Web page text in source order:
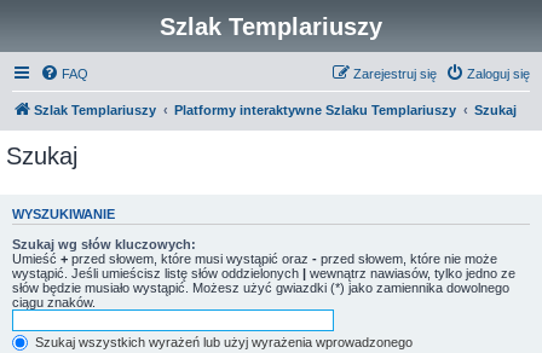
Szlak Templariuszy
FAQ Zaloguj się
Zarejestruj się
Szlak Templariuszy Platformy interaktywne Szlaku Templariuszy Szukaj
Szukaj
WYSZUKIWANIE
Szukaj wg słów kluczowych:
Umieść + przed słowem, które musi wystąpić oraz - przed słowem, które nie może
wystąpić. Jeśli umieścisz listę słów oddzielonych | wewnątrz nawiasów, tylko jedno ze
słów będzie musiało wystąpić. Możesz użyć gwiazdki (*) jako zamiennika dowolnego
ciągu znaków.
Szukaj wszystkich wyrażeń lub użyj wyrażenia wprowadzonego